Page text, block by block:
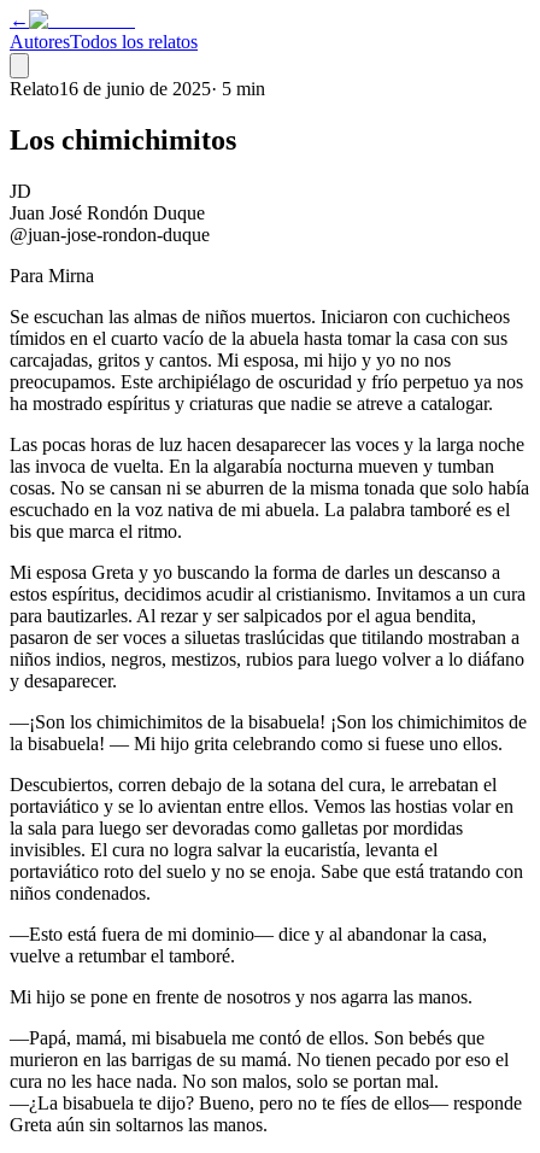
←
AutoresTodos los relatos
Relato16 de junio de 2025· 5 min
Los chimichimitos
JD
Juan José Rondón Duque
@juan-jose-rondon-duque
Para Mirna
Se escuchan las almas de niños muertos. Iniciaron con cuchicheos
tímidos en el cuarto vacío de la abuela hasta tomar la casa con sus
carcajadas, gritos y cantos. Mi esposa, mi hijo y yo no nos
preocupamos. Este archipiélago de oscuridad y frío perpetuo ya nos
ha mostrado espíritus y criaturas que nadie se atreve a catalogar.
Las pocas horas de luz hacen desaparecer las voces y la larga noche
las invoca de vuelta. En la algarabía nocturna mueven y tumban
cosas. No se cansan ni se aburren de la misma tonada que solo había
escuchado en la voz nativa de mi abuela. La palabra tamboré es el
bis que marca el ritmo.
Mi esposa Greta y yo buscando la forma de darles un descanso a
estos espíritus, decidimos acudir al cristianismo. Invitamos a un cura
para bautizarles. Al rezar y ser salpicados por el agua bendita,
pasaron de ser voces a siluetas traslúcidas que titilando mostraban a
niños indios, negros, mestizos, rubios para luego volver a lo diáfano
y desaparecer.
—¡Son los chimichimitos de la bisabuela! ¡Son los chimichimitos de
la bisabuela! — Mi hijo grita celebrando como si fuese uno ellos.
Descubiertos, corren debajo de la sotana del cura, le arrebatan el
portaviático y se lo avientan entre ellos. Vemos las hostias volar en
la sala para luego ser devoradas como galletas por mordidas
invisibles. El cura no logra salvar la eucaristía, levanta el
portaviático roto del suelo y no se enoja. Sabe que está tratando con
niños condenados.
—Esto está fuera de mi dominio— dice y al abandonar la casa,
vuelve a retumbar el tamboré.
Mi hijo se pone en frente de nosotros y nos agarra las manos.
—Papá, mamá, mi bisabuela me contó de ellos. Son bebés que
murieron en las barrigas de su mamá. No tienen pecado por eso el
cura no les hace nada. No son malos, solo se portan mal.
—¿La bisabuela te dijo? Bueno, pero no te fíes de ellos— responde
Greta aún sin soltarnos las manos.